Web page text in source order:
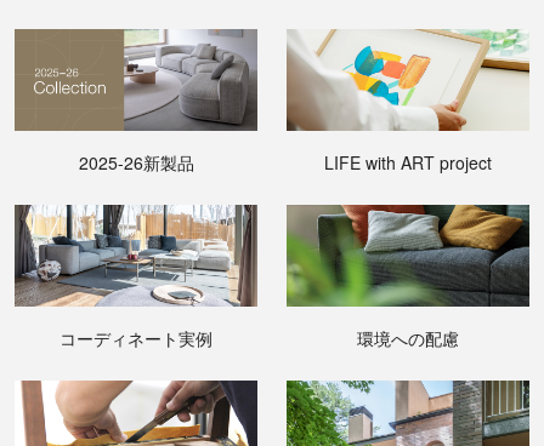
2025-26新製品 LIFE with ART project
コーディネート実例 環境への配慮